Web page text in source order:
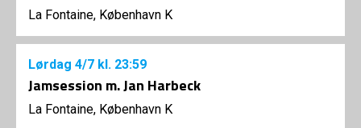
La Fontaine, København K
Lørdag 4/7 kl. 23:59
Jamsession m. Jan Harbeck
La Fontaine, København K